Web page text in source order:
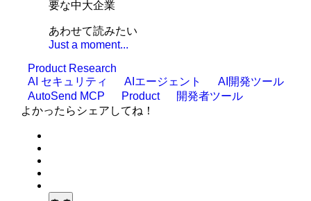
要な中大企業
あわせて読みたい
Just a moment...
Product Research
AI セキュリティ
AIエージェント
AI開発ツール
AutoSend MCP
Product
開発者ツール
よかったらシェアしてね！